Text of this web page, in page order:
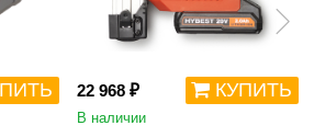
22 968 ₽ КУПИТЬ
В наличии